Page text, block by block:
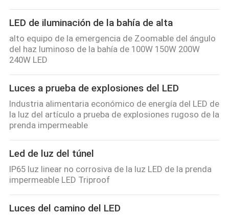
LED de iluminación de la bahía de alta
alto equipo de la emergencia de Zoomable del ángulo
del haz luminoso de la bahía de 100W 150W 200W
240W LED
Luces a prueba de explosiones del LED
Industria alimentaria económico de energía del LED de
la luz del artículo a prueba de explosiones rugoso de la
prenda impermeable
Led de luz del túnel
IP65 luz linear no corrosiva de la luz LED de la prenda
impermeable LED Triproof
Luces del camino del LED